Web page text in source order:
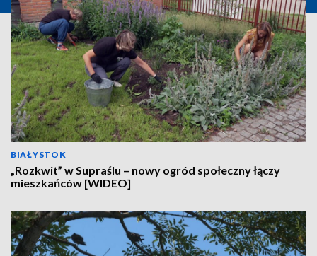
BIAŁYSTOK
„Rozkwit” w Supraślu – nowy ogród społeczny łączy
mieszkańców [WIDEO]